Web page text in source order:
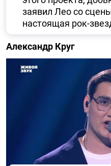
заявил Лео со
настоящая рок-
Александр Круг